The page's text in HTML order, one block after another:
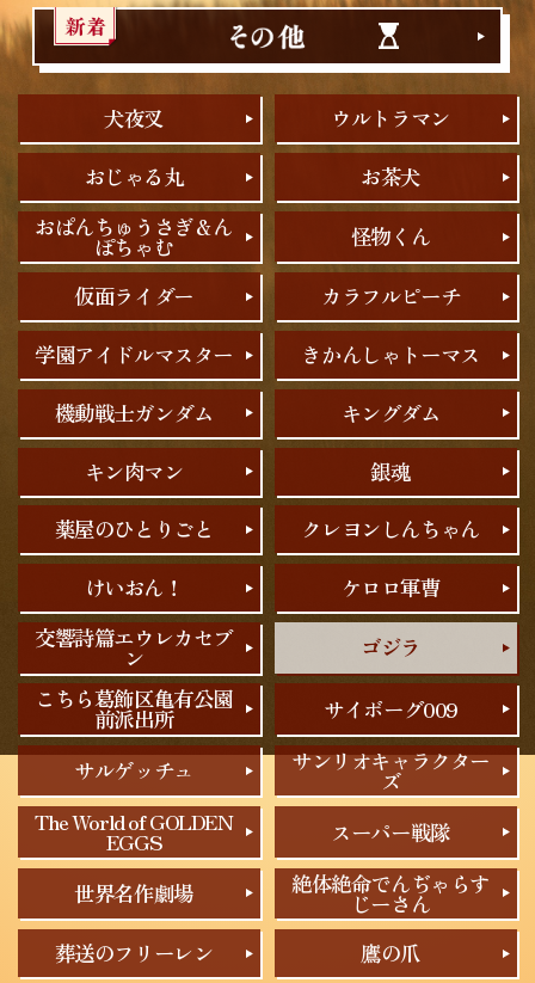
犬夜叉
ウルトラマン
おじゃる丸
お茶犬
おぱんちゅうさぎ＆ん
ぽちゃむ 怪物くん
仮面ライダー
カラフルピーチ
学園アイドルマスター
きかんしゃトーマス
機動戦士ガンダム
キングダム
キン肉マン
銀魂
薬屋のひとりごと
クレヨンしんちゃん
けいおん！
ケロロ軍曹
交響詩篇エウレカセブ
ン
ゴジラ
こちら葛飾区亀有公園
前派出所 サイボーグ009
サルゲッチュ サンリオキャラクター
ズ
The World of GOLDEN
EGGS スーパー戦隊
世界名作劇場 絶体絶命でんぢゃらす
じーさん
葬送のフリーレン
鷹の爪